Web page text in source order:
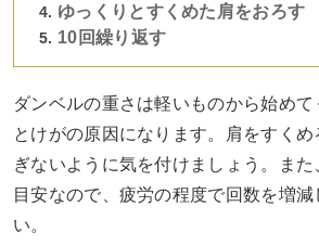
ゆっくりとすくめた肩をおろす
10回繰り返す
ダンベルの重さは軽いものから始めて
とけがの原因になります。肩をすくめ
ぎないように気を付けましょう。また
目安なので、疲労の程度で回数を増減
い。